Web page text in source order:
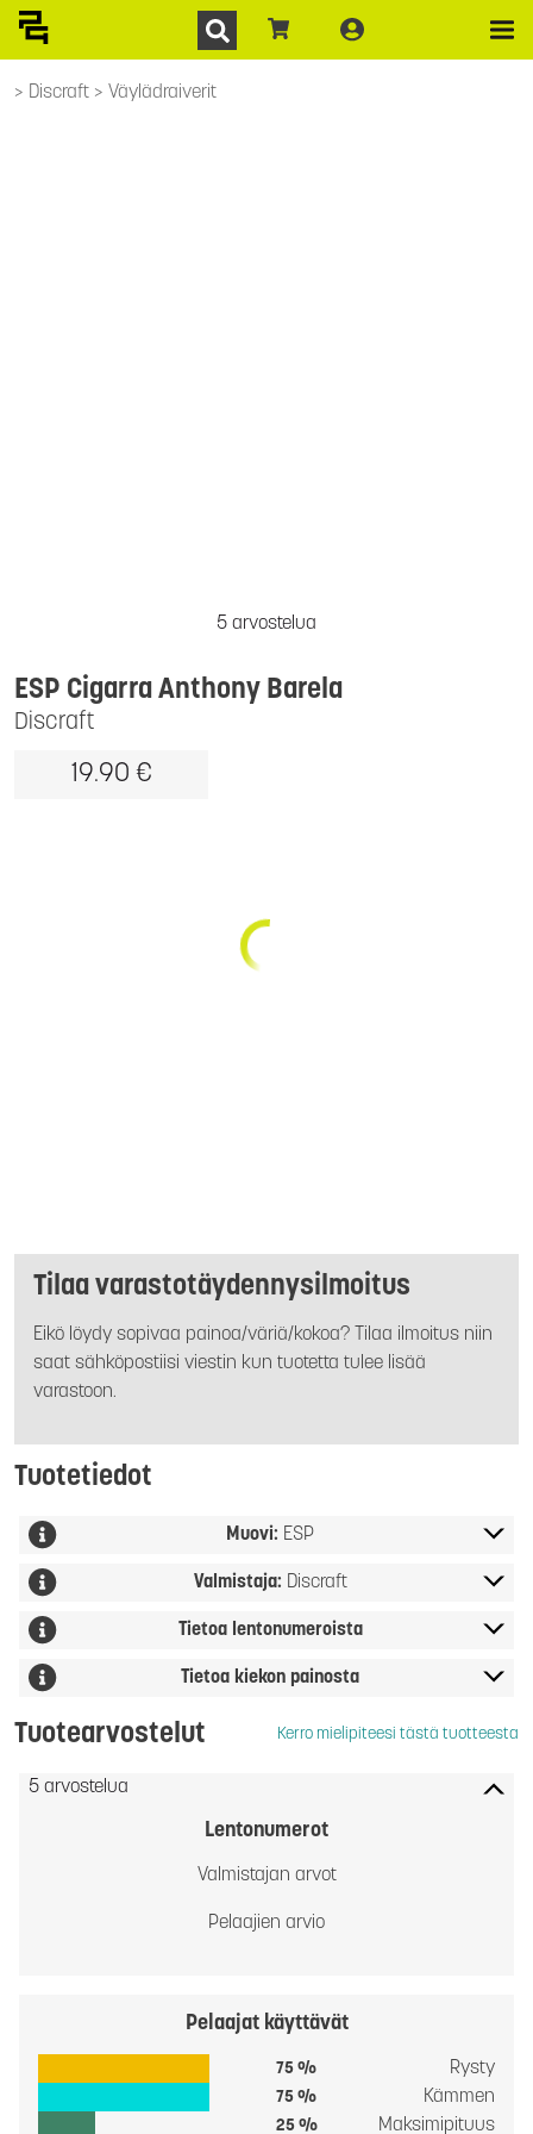
Discraft Väylädraiverit
5 arvostelua
Discraft
ESP Cigarra Anthony Barela
19.90 €
Tilaa varastotäydennysilmoitus
Eikö löydy sopivaa painoa/väriä/kokoa? Tilaa ilmoitus niin
saat sähköpostiisi viestin kun tuotetta tulee lisää
varastoon.
Tuotetiedot
Muovi: ESP
Valmistaja: Discraft
Tietoa lentonumeroista
Tietoa kiekon painosta
Tuotearvostelut Kerro mielipiteesi tästä tuotteesta
5 arvostelua
Lentonumerot
Valmistajan arvot
Pelaajien arvio
Pelaajat käyttävät
75 % Rysty
75 % Kämmen
25 % Maksimipituus